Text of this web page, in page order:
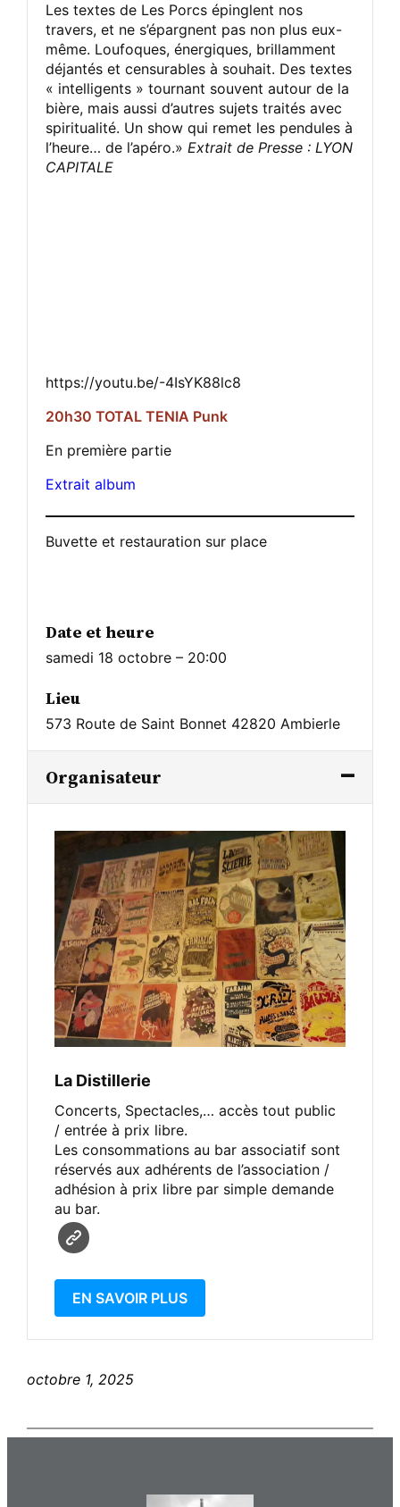
Les textes de Les Porcs épinglent nos
travers, et ne s’épargnent pas non plus eux-
même. Loufoques, énergiques, brillamment
déjantés et censurables à souhait. Des textes
« intelligents » tournant souvent autour de la
bière, mais aussi d’autres sujets traités avec
spiritualité. Un show qui remet les pendules à
l’heure… de l’apéro.»Extrait de Presse : LYON
CAPITALE
https://youtu.be/-4IsYK88lc8
20h30 TOTAL TENIA Punk
En première partie
Extrait album
Buvette et restauration sur place
Date et heure
samedi 18 octobre – 20:00
Lieu
573 Route de Saint Bonnet 42820 Ambierle
Organisateur
La Distillerie
Concerts, Spectacles,… accès tout public
/ entrée à prix libre.
Les consommations au bar associatif sont
réservés aux adhérents de l’association /
adhésion à prix libre par simple demande
au bar.
EN SAVOIR PLUS
octobre 1, 2025